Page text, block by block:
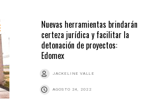
Nuevas herramientas brindarán
certeza jurídica y facilitar la
detonación de proyectos:
Edomex
JACKELINE VALLE
AGOSTO 24, 2022